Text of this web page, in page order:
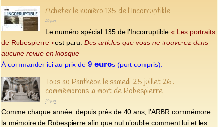
Acheter le numéro 135 de l’Incorruptible
29 juin
Le numéro spécial 135 de l’Incorruptible « Les portraits
de Robespierre »est paru. Des articles que vous ne trouverez dans
aucune revue en kiosque
À commander ici au prix de 9 euros (port compris).
Tous au Panthéon le samedi 25 juillet 26 :
commémorons la mort de Robespierre
29 juin
Comme chaque année, depuis près de 40 ans, l’ARBR commémore
la mémoire de Robespierre afin que nul n’oublie comment lui et les